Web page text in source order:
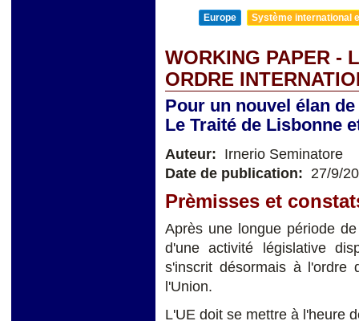
Europe Système international
WORKING PAPER -
ORDRE
Pour un nouvel élan
Le Traité de Lisbonne
Auteur: Irnerio Seminatore
Date de publication: 27/9/
Prèmisses et
Après une longue période
d'une activité législative
s'inscrit désormais à l'ordre
l'Union.
L'UE doit se mettre à l'heure